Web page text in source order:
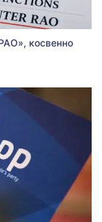
косвенно